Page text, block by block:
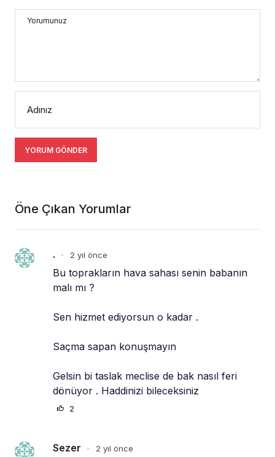
Yorumunuz
Adınız
YORUM GÖNDER
Öne Çıkan Yorumlar
. • 2 yıl önce
Bu toprakların hava sahası senin babanın
malı mı ?
Sen hizmet ediyorsun o kadar .
Saçma sapan konuşmayın
Gelsin bi taslak meclise de bak nasıl feri
dönüyor . Haddinizi bileceksiniz
2
Sezer • 2 yıl önce